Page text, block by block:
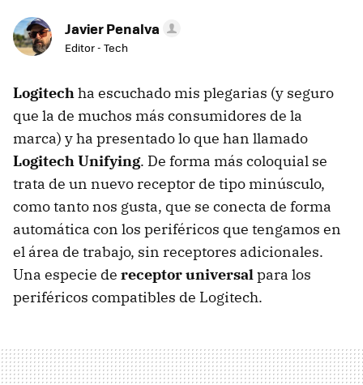
Javier Penalva
Editor - Tech
Logitechha escuchado mis plegarias (y seguro
que la de muchos más consumidores de la
marca) y ha presentado lo que han llamado
Logitech Unifying. De forma más coloquial se
trata de un nuevo receptor de tipo minúsculo,
como tanto nos gusta, que se conecta de forma
automática con los periféricos que tengamos en
el área de trabajo, sin receptores adicionales.
Una especie de receptor universalpara los
periféricos compatibles de Logitech.